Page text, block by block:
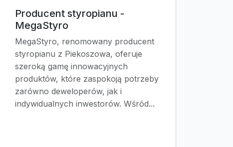
Producent styropianu -
MegaStyro
MegaStyro, renomowany producent
styropianu z Piekoszowa, oferuje
szeroką gamę innowacyjnych
produktów, które zaspokoją potrzeby
zarówno deweloperów, jak i
indywidualnych inwestorów. Wśród...